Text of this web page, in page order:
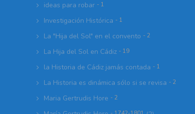
ideas para robar - 1
Investigación Histórica - 1
La "Hija del Sol" en el convento - 2
La Hija del Sol en Cádiz - 19
la Historia de Cádiz jamás contada - 1
La Historia es dinámica sólo si se revisa - 2
Maria Gertrudis Hore - 2